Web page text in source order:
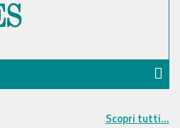
Scopri tutti...